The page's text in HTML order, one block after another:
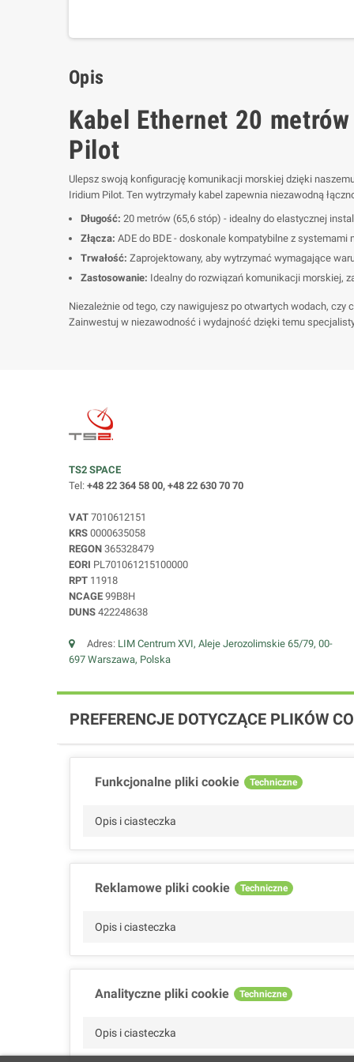
Opis
Kabel Ethernet 20
Pilot
Ulepsz swoją konfigurację komunikacji morskiej dzięki
Iridium Pilot. Ten wytrzymały kabel zapewnia niezawodną
Długość: 20 metrów (65,6 stóp) - idealny do elastycznej
Złącza: ADE do BDE - doskonale kompatybilne z systemami
Trwałość: Zaprojektowany, aby wytrzymać wymagające
Zastosowanie: Idealny do rozwiązań komunikacji morskiej,
Niezależnie od tego, czy nawigujesz po otwartych wodach,
Zainwestuj w niezawodność i wydajność dzięki temu
TS2 SPACE
Tel: +48 22 364 58 00, +48 22 630 70 70
VAT 7010612151
KRS 0000635058
REGON 365328479
EORI PL701061215100000
RPT 11918
NCAGE 99B8H
DUNS 422248638
Adres: LIM Centrum XVI, Aleje Jerozolimskie 65/79, 00-
697 Warszawa, Polska
PREFERENCJE DOTYCZĄCE PLIKÓW
Funkcjonalne pliki cookie Techniczne
Opis i ciasteczka
Reklamowe pliki cookie Techniczne
Opis i ciasteczka
Analityczne pliki cookie Techniczne
Opis i ciasteczka